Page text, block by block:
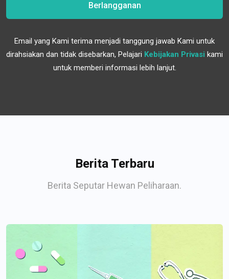
Berlangganan
Email yang Kami terima menjadi tanggung jawab Kami untuk
dirahsiakan dan tidak disebarkan, Pelajari Kebijakan Privasi kami
untuk memberi informasi lebih lanjut.
Berita Terbaru
Berita Seputar Hewan Peliharaan.